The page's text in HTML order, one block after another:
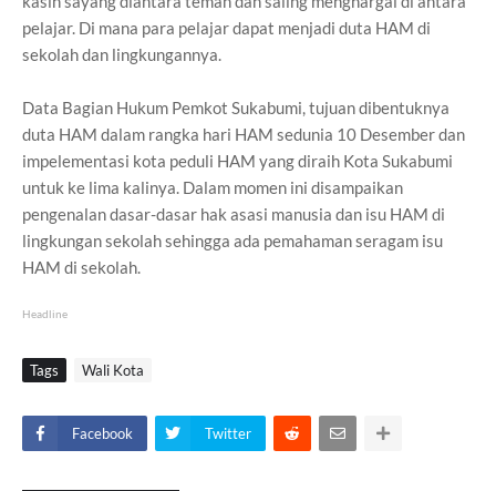
pelajar. Di mana para pelajar dapat menjadi duta HAM di
sekolah dan lingkungannya.
Data Bagian Hukum Pemkot Sukabumi, tujuan dibentuknya
duta HAM dalam rangka hari HAM sedunia 10 Desember dan
impelementasi kota peduli HAM yang diraih Kota Sukabumi
untuk ke lima kalinya. Dalam momen ini disampaikan
pengenalan dasar-dasar hak asasi manusia dan isu HAM di
lingkungan sekolah sehingga ada pemahaman seragam isu
HAM di sekolah.
Headline
Tags Wali Kota
Facebook Twitter